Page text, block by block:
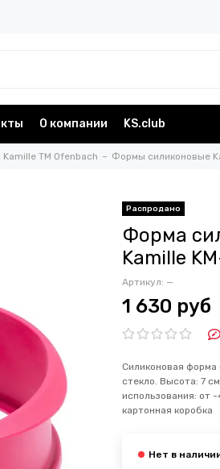
О компании KS.club
TM Ofenbach Формы силиконовые
Форма
Kamille
Артикул: —
1 630 руб
Силиконовая форма
стекло. Высота: 7
использования: от
картонная коробка